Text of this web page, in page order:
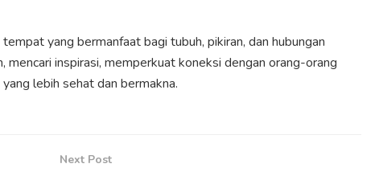
yang bermanfaat bagi tubuh, pikiran, dan hubungan
mencari inspirasi, memperkuat koneksi dengan orang-orang
lebih sehat dan bermakna.
Next Post